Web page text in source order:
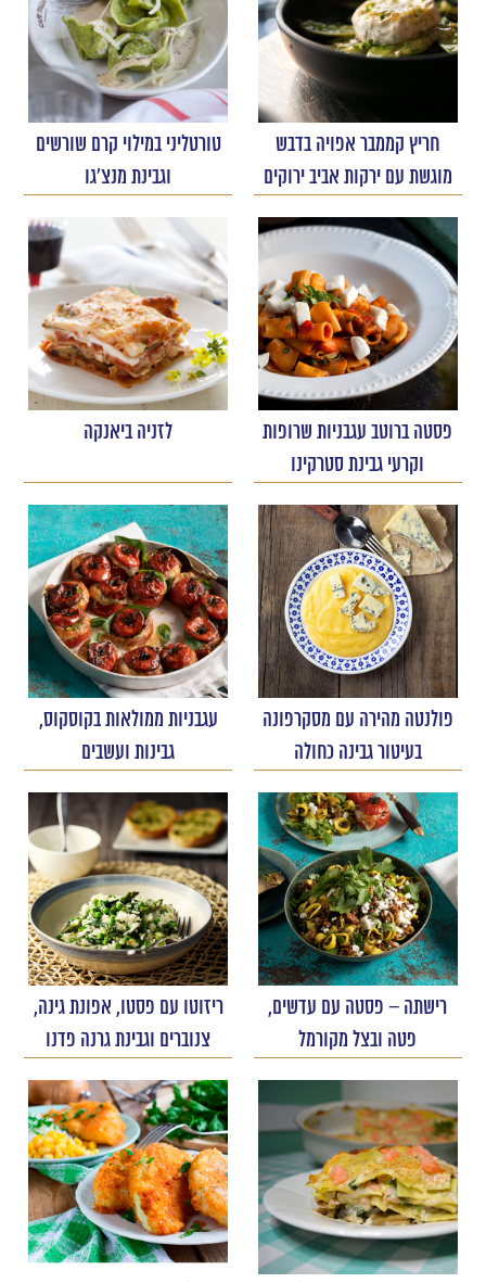
חריץ קממבר אפויה בדבש
מוגשת עם ירקות אביב ירוקים
טורטליני במילוי קרם שורשים
וגבינת מנצ'גו
פסטה ברוטב עגבניות שרופות
וקרעי גבינת סטרקינו
לזניה ביאנקה
פולנטה מהירה עם מסקרפונה
בעיטור גבינה כחולה
עגבניות ממולאות בקוסקוס,
גבינות ועשבים
רישתה – פסטה עם עדשים,
פטה ובצל מקורמל
ריזוטו עם פסטו, אפונת גינה,
צנוברים וגבינת גרנה פדנו